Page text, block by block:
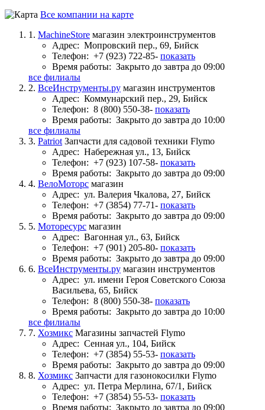
Все компании на карте
1. MachineStore магазин электроинструментов
Адрес: Мопровский пер., 69, Бийск
Телефон: +7 (923) 722-85- показать
Время работы: Закрыто до завтра до 09:00
все филиалы
2. ВсеИнструменты.ру магазин инструментов
Адрес: Коммунарский пер., 29, Бийск
Телефон: 8 (800) 550-38- показать
Время работы: Закрыто до завтра до 10:00
все филиалы
3. Patriot Запчасти для садовой техники Flymo
Адрес: Набережная ул., 13, Бийск
Телефон: +7 (923) 107-58- показать
Время работы: Закрыто до завтра до 09:00
4. ВелоМоторс магазин
Адрес: ул. Валерия Чкалова, 27, Бийск
Телефон: +7 (3854) 77-71- показать
Время работы: Закрыто до завтра до 09:00
5. Моторесурс магазин
Адрес: Вагонная ул., 63, Бийск
Телефон: +7 (901) 205-80- показать
Время работы: Закрыто до завтра до 09:00
6. ВсеИнструменты.ру магазин инструментов
Адрес: ул. имени Героя Советского Союза
Васильева, 65, Бийск
Телефон: 8 (800) 550-38- показать
Время работы: Закрыто до завтра до 10:00
все филиалы
7. Хозмикс Магазины запчастей Flymo
Адрес: Сенная ул., 104, Бийск
Телефон: +7 (3854) 55-53- показать
Время работы: Закрыто до завтра до 09:00
8. Хозмикс Запчасти для газонокосилки Flymo
Адрес: ул. Петра Мерлина, 67/1, Бийск
Телефон: +7 (3854) 55-53- показать
Время работы: Закрыто до завтра до 09:00